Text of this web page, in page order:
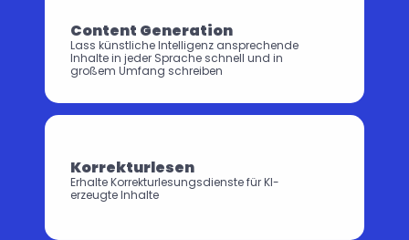
Content Generation
Lass künstliche Intelligenz ansprechende
Inhalte in jeder Sprache schnell und in
großem Umfang schreiben
Korrekturlesen
Erhalte Korrekturlesungsdienste für KI-
erzeugte Inhalte